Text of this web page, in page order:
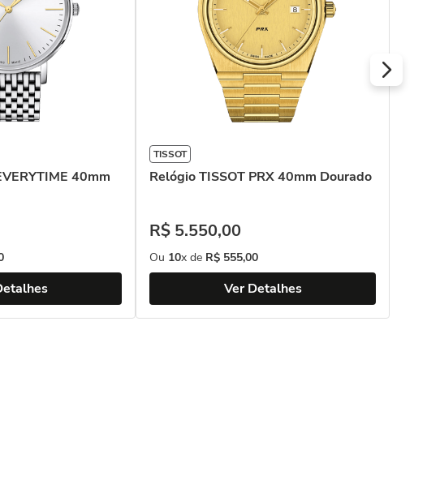
40mm
TISSOT
Relógio TISSOT PRX 40mm Dourado
R$ 5.550,00
Ou 10x de R$ 555,00
Ver Detalhes